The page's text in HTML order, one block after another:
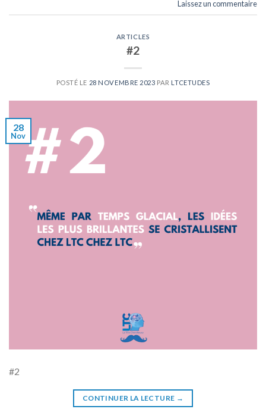
Laissez un commentaire
ARTICLES
#2
POSTÉ LE 28 NOVEMBRE 2023 PAR LTCETUDES
28
Nov
#2
CONTINUER LA LECTURE →